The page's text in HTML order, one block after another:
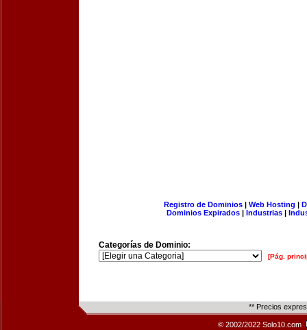
Registro de Dominios| Web Hosting |
Dominios Expirados | Industrias |
Categorías de Dominio:
[Pág.
** Precios
© 2002/2022 Solo10.com